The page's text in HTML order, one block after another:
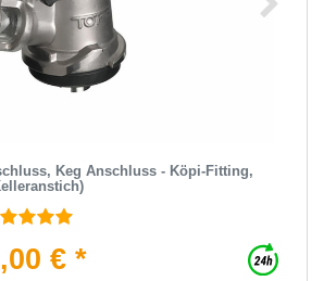
Keg Anschluss - Köpi-Fitting,
€ *